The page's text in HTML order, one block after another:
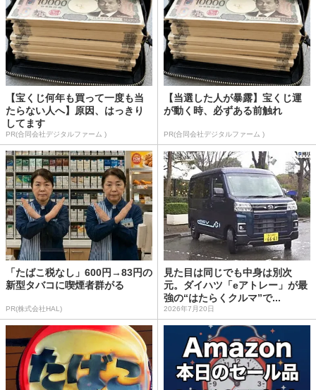
【宝くじ何年も買って一度も当
たらない人へ】原因、はっきり
してます
PR(合同会社デジタルファーム )
【当選した人が暴露】宝くじ運
が動く時、必ずある前触れ
PR(合同会社デジタルファーム )
「たばこ税なし」600円→83円の
新型タバコに喫煙者群がる
PR(株式会社HAL)
見た目は同じでも中身は別次
元。ダイハツ「eアトレー」が最
強の“はたらくクルマ”で...
2026年7月20日